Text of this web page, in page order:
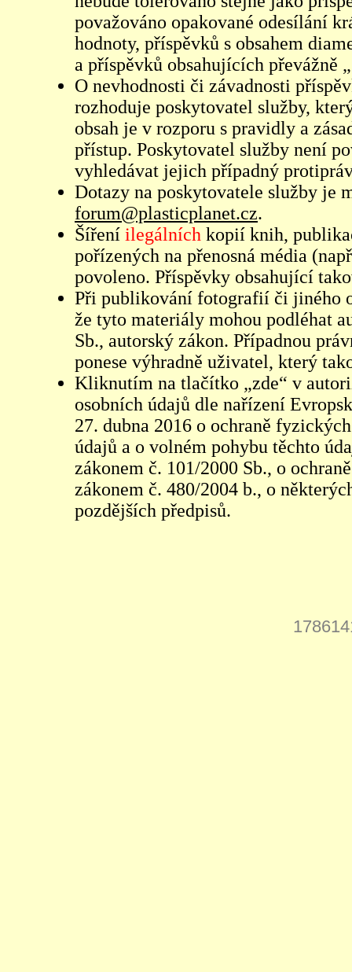
považováno opakované odesílání
hodnoty, příspěvků s obsahem
a příspěvků obsahujících převážně
O nevhodnosti či závadnosti
rozhoduje poskytovatel služby,
obsah je v rozporu s pravidly a
přístup. Poskytovatel služby není
vyhledávat jejich případný
Dotazy na poskytovatele služby je
forum@plasticplanet.cz.
Šíření ilegálních kopií knih,
pořízených na přenosná média
povoleno. Příspěvky obsahující
Při publikování fotografií či jiného
že tyto materiály mohou podléhat
Sb., autorský zákon. Případnou
ponese výhradně uživatel, který
Kliknutím na tlačítko „zde“ v
osobních údajů dle nařízení
27. dubna 2016 o ochraně
údajů a o volném pohybu těchto
zákonem č. 101/2000 Sb., o
zákonem č. 480/2004 b., o
pozdějších předpisů.